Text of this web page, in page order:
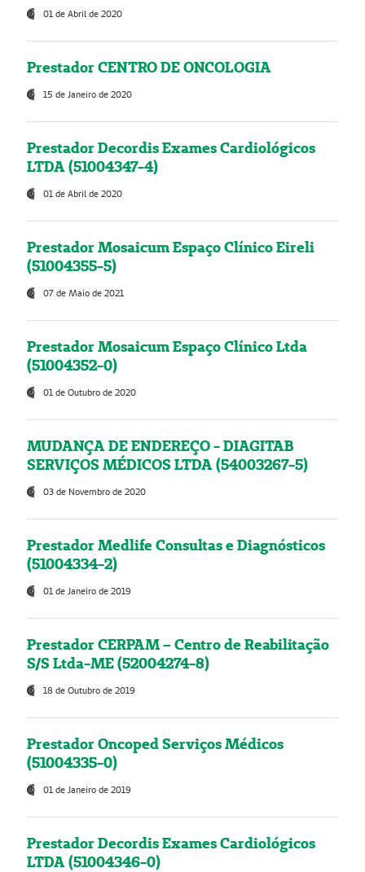
01 de Abril de 2020
Prestador CENTRO DE ONCOLOGIA
15 de Janeiro de 2020
Prestador Decordis Exames Cardiológicos
LTDA (51004347-4)
01 de Abril de 2020
Prestador Mosaicum Espaço Clínico Eireli
(51004355-5)
07 de Maio de 2021
Prestador Mosaicum Espaço Clínico Ltda
(51004352-0)
01 de Outubro de 2020
MUDANÇA DE ENDEREÇO - DIAGITAB
SERVIÇOS MÉDICOS LTDA (54003267-5)
03 de Novembro de 2020
Prestador Medlife Consultas e Diagnósticos
(51004334-2)
01 de Janeiro de 2019
Prestador CERPAM – Centro de Reabilitação
S/S Ltda-ME (52004274-8)
18 de Outubro de 2019
Prestador Oncoped Serviços Médicos
(51004335-0)
01 de Janeiro de 2019
Prestador Decordis Exames Cardiológicos
LTDA (51004346-0)